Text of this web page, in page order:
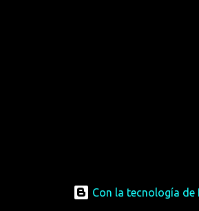
Con la tecnología de